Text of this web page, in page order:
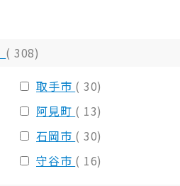
( 308)
取手市 ( 30)
阿見町 ( 13)
石岡市 ( 30)
守谷市 ( 16)